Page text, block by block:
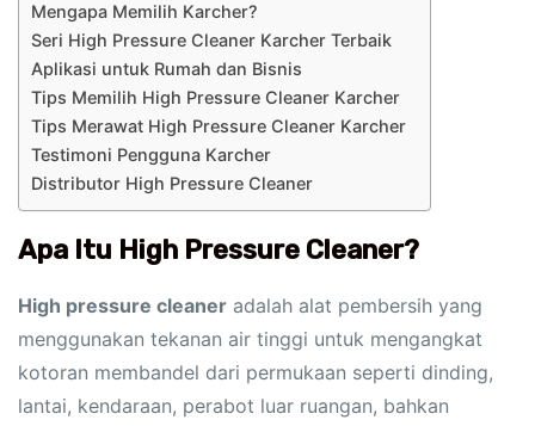
Mengapa Memilih Karcher?
Seri High Pressure Cleaner Karcher Terbaik
Aplikasi untuk Rumah dan Bisnis
Tips Memilih High Pressure Cleaner Karcher
Tips Merawat High Pressure Cleaner Karcher
Testimoni Pengguna Karcher
Distributor High Pressure Cleaner
Apa Itu High Pressure Cleaner?
High pressure cleaner adalah alat pembersih yang
menggunakan tekanan air tinggi untuk mengangkat
kotoran membandel dari permukaan seperti dinding,
lantai, kendaraan, perabot luar ruangan, bahkan